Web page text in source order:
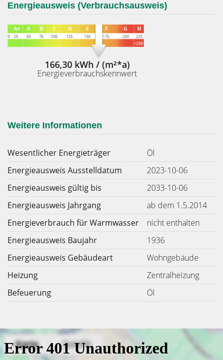
Energieausweis (Verbrauchsausweis)
166,30 kWh / (m²*a)
Energieverbrauchskennwert
Weitere Informationen
Wesentlicher Energieträger
Öl
Energieausweis Ausstelldatum
2023-10-06
Energieausweis gültig bis
2033-10-06
Energieausweis Jahrgang
ab dem 1.5.2014
Energieverbrauch für Warmwasser
nicht enthalten
Energieausweis Baujahr
1936
Energieausweis Gebäudeart
Wohngebäude
Heizung
Zentralheizung
Befeuerung
Öl